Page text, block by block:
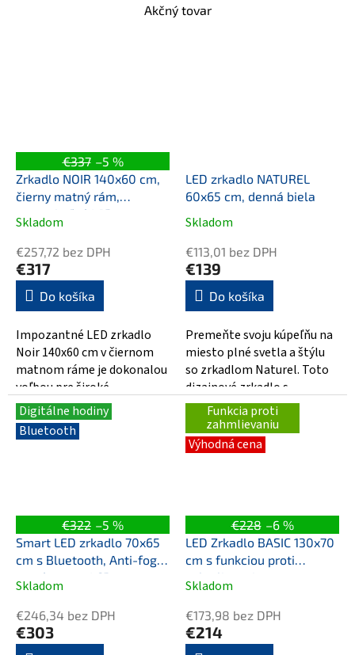
Akčný tovar
€337 –5 %
Zrkadlo NOIR 140x60 cm,
čierny matný rám,
nastaviteľné LED
osvetlenie
Priemerné
hodnotenie
produktu
je
4,0
z
5
hviezdičiek.
Skladom
€257,72 bez DPH
€317
Do košíka
Impozantné LED zrkadlo
Noir 140x60 cm v čiernom
matnom ráme je dokonalou
voľbou pre široké
dvojumývadlá a veľké
kúpeľňové priestory....
LED zrkadlo NATUREL
60x65 cm, denná biela
Priemerné
hodnotenie
produktu
je
4,0
z
5
hviezdičiek.
Skladom
€113,01 bez DPH
€139
Do košíka
Premeňte svoju kúpeľňu na
miesto plné svetla a štýlu
so zrkadlom Naturel. Toto
dizajnové zrkadlo s
rozmermi 600x650 mm
kombinuje priame...
Digitálne hodiny
Bluetooth
€322 –5 %
Smart LED zrkadlo 70x65
cm s Bluetooth, Anti-fog
systémom a LCD
displejom
Priemerné
hodnotenie
produktu
je
Skladom
€246,34 bez DPH
€303
Funkcia proti
zahmlievaniu
Výhodná cena
€228 –6 %
LED Zrkadlo BASIC 130x70
cm s funkciou proti
zahmlievaniu
Priemerné
hodnotenie
produktu
je
Skladom
€173,98 bez DPH
€214